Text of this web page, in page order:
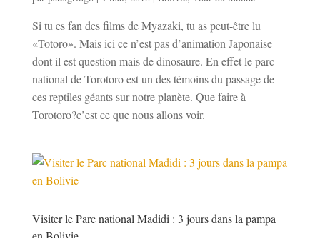
Si tu es fan des films de Myazaki, tu as peut-être lu
«Totoro». Mais ici ce n’est pas d’animation Japonaise
dont il est question mais de dinosaure. En effet le parc
national de Torotoro est un des témoins du passage de
ces reptiles géants sur notre planète. Que faire à
Torotoro?c’est ce que nous allons voir.
Visiter le Parc national Madidi : 3 jours dans la pampa